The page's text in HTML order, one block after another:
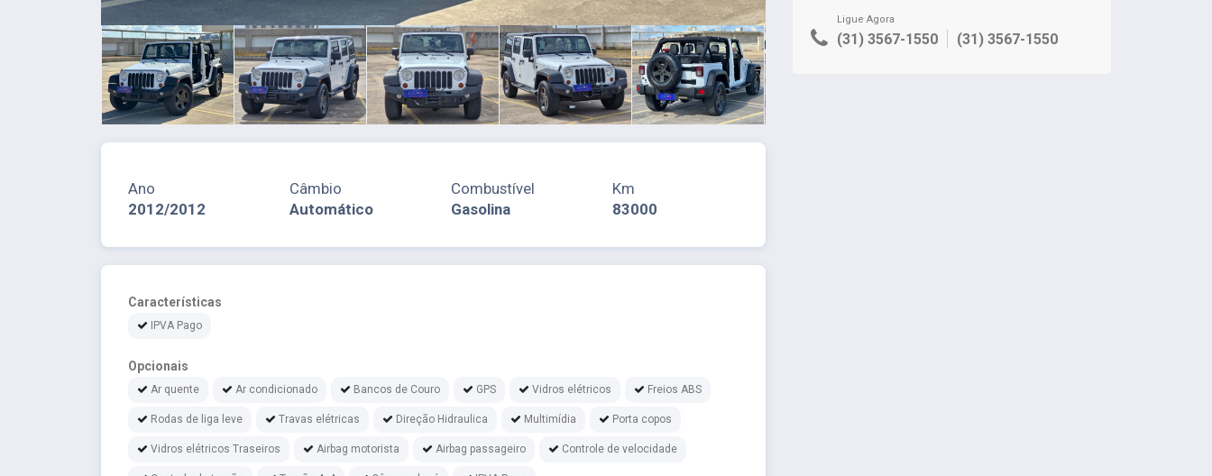
Ano
2012/2012
Câmbio
Automático
Combustível
Gasolina
Km
83000
Características
IPVA Pago
Opcionais
Ar quente Ar condicionado Bancos de Couro GPS Vidros elétricos Freios ABS
Rodas de liga leve Travas elétricas Direção Hidraulica Multimídia Porta copos
Vidros elétricos Traseiros Airbag motorista Airbag passageiro Controle de velocidade
Ligue Agora
(31) 3567-1550 (31) 3567-1550